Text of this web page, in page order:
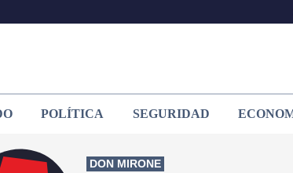
POLÍTICA SEGURIDAD
DON MIRONE